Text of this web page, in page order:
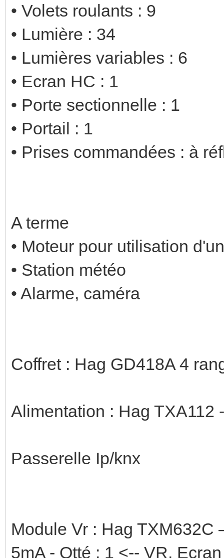
• Volets roulants : 9
• Lumière : 34
• Lumières variables : 6
• Ecran HC : 1
• Porte sectionnelle : 1
• Portail : 1
• Prises commandées : à
A terme
• Moteur pour utilisation
• Station météo
• Alarme, caméra
Coffret : Hag GD418A 4
Alimentation : Hag TXA112
Passerelle Ip/knx
Module Vr : Hag TXM632C
5mA - Qtté : 1 <-- VR,